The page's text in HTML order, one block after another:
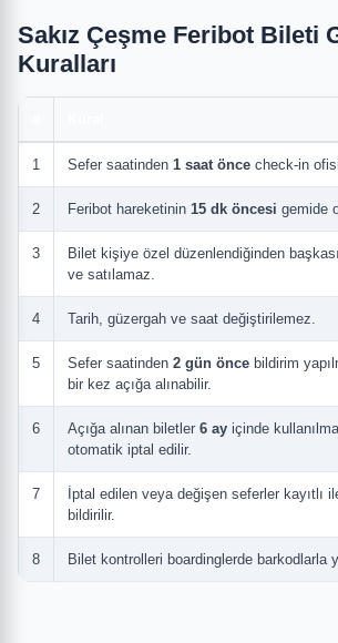
Sakız Çeşme Feribot Bileti
Kuralları
1 Sefer saatinden 1 saat önce check-in
2 Feribot hareketinin 15 dk öncesi gemide
3
Bilet kişiye özel düzenlendiğinden
ve satılamaz.
4 Tarih, güzergah ve saat değiştirilemez.
5 Sefer saatinden 2 gün önce bildirim
bir kez açığa alınabilir.
6 Açığa alınan biletler 6 ay içinde
otomatik iptal edilir.
7
İptal edilen veya değişen seferler kayıtlı
bildirilir.
8 Bilet kontrolleri boardinglerde barkodlarla